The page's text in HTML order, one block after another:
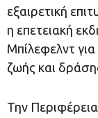
εξαιρετική
η επετειακή
Μπίλεφελντ
ζωής και
Την